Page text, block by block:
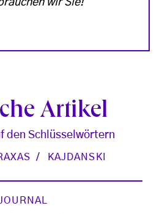
wir Sie!
Artikel
den Schlüsselwörtern
KAJDANSKI